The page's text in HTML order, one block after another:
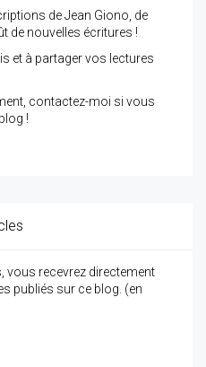
de Jean Giono, de
de nouvelles écritures !
et à partager vos lectures
contactez-moi si vous
!
vous recevrez directement
publiés sur ce blog. (en